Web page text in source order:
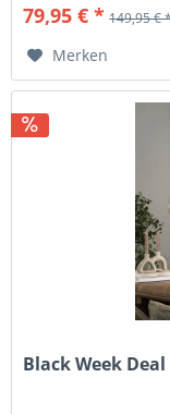
79,95 € * 149,95 €
Merken
Black Week